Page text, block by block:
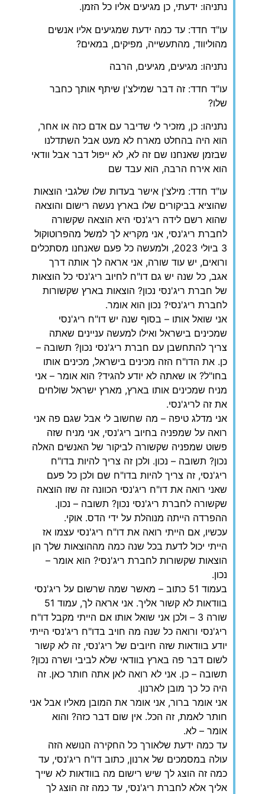
נתניהו: ידעתי, כן מגיעים אליו כל הזמן.
עו"ד חדד: עד כמה ידעת שמגיעים אליו אנשים
מהוליווד, מהתעשייה, מפיקים, במאים?
נתניהו: מגיעים, מגיעים, הרבה
עו"ד חדד: זה דבר שמילצ'ן שיתף אותך כחבר
שלו?
נתניהו: כן, מזכיר לי שדיבר עם אדם כזה או אחר,
הוא היה בהחלט מארח לא מעט אבל השתדלנו
שבזמן שאנחנו שם זה לא, לא ייפול דבר אבל וודאי
הוא אירח הרבה, הוא עבד שם
עו"ד חדד: מילצ'ן אישר בעדות שלו שלגבי הוצאות
שהוציא בביקורים שלו בארץ נעשה רישום והוצאה
שהוא רשם לידה ריג'נסי היא הוצאה שקשורה
לחברת ריג'נסי, אני מקריא לך למשל מהפרוטוקול
3 ביולי 2023, ולמעשה כל פעם שאנחנו מסתכלים
ורואים, יש עוד שורה, אני אראה לך אותה דרך
אגב, כל שנה יש גם דו"ח לחיוב ריג'נסי כל הוצאות
של חברת ריג'נסי נכון? הוצאות בארץ שקשורות
לחברת ריג'נסי? נכון הוא אומר.
אני שואל אותו – בסוף שנה יש דו"ח ריג'נסי
שמכינים בישראל ואילו למעשה עניינים שאתה
צריך להתחשבן עם חברת ריג'נסי נכון? תשובה –
כן. את הדו"ח הזה מכינים בישראל, מכינים אותו
בחו"ל? או שאתה לא יודע להגיד? הוא אומר – אני
מניח שמכינים אותו בארץ, מארץ ישראל שולחים
את זה לריג'נסי.
אני מדלג טיפה – מה שחשוב לי אבל שגם פה אני
רואה על שמפניה בחיוב ריג'נסי, אני מניח שזה
פשוט שמפניה שקשורה לביקור של האנשים האלה
נכון? תשובה – נכון. ולכן זה צריך להיות בדו"ח
ריג'נסי, זה צריך להיות בדו"ח שם ולכן כל פעם
שאני רואה את דו"ח ריג'נסי הכוונה זה שזו הוצאה
שקשורה לחברת ריג'נסי נכון? תשובה – נכון.
ההפרדה הייתה מנוהלת על ידי הדס. אוקי.
עכשיו, אם הייתי רואה את דו"ח ריג'נסי עצמו אז
הייתי יכול לדעת בכל שנה כמה מההוצאות שלך הן
הוצאות שקשורות לחברת ריג'נסי? הוא אומר –
נכון.
בעמוד 51 כתוב – מאשר שמה שרשום על ריג'נסי
בוודאות לא קשור אליך. אני אראה לך, עמוד 51
שורה 3 – ולכן אני שואל אותו אם הייתי מקבל דו"ח
ריג'נסי ורואה כל שנה מה חויב בדו"ח ריג'נסי הייתי
יודע בוודאות שזה חיובים של ריג'נסי, זה לא קשור
לשום דבר פה בארץ בוודאי שלא לביבי ושרה נכון?
תשובה – כן. אני לא רואה לאן אתה חותר כאן. זה
היה כל כך מובן לארנון.
אני אומר ברור, אני אומר את המובן מאליו אבל אני
חותר לאמת, זה הכל. אין שום דבר כזה? והוא
אומר – לא.
עד כמה ידעת שלאורך כל החקירה הנושא הזה
עולה במסמכים של ארנון, כתוב דו"ח ריג'נסי, עד
כמה זה הוצג לך שיש רישום מה בוודאות לא שייך
אליך אלא לחברת ריג'נסי, עד כמה זה הוצג לך